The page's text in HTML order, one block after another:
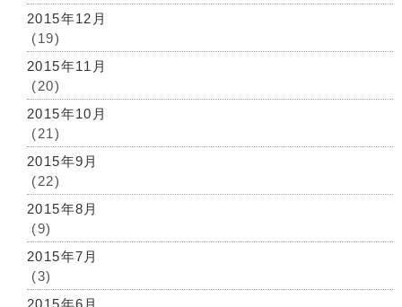
2015年12月
(19)
2015年11月
(20)
2015年10月
(21)
2015年9月
(22)
2015年8月
(9)
2015年7月
(3)